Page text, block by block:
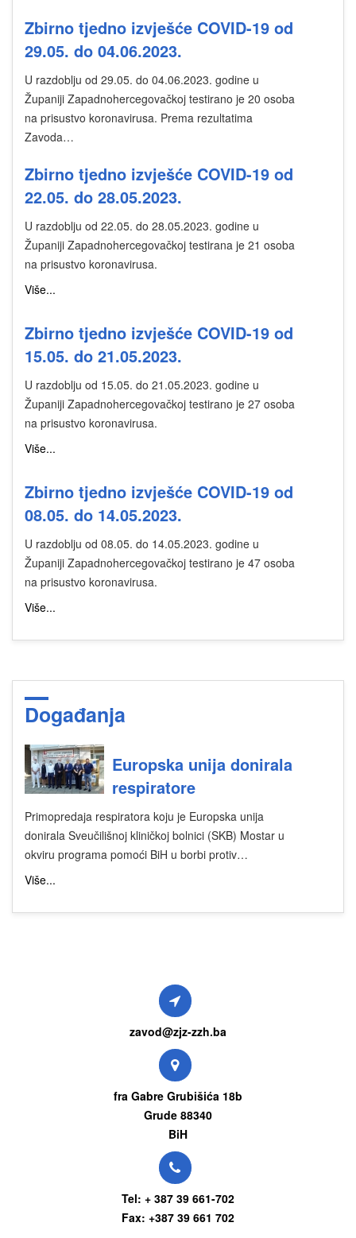
Zbirno tjedno izvješće COVID-19 od
29.05. do 04.06.2023.
U razdoblju od 29.05. do 04.06.2023. godine u
Županiji Zapadnohercegovačkoj testirano je 20 osoba
na prisustvo koronavirusa. Prema rezultatima
Zavoda…
Zbirno tjedno izvješće COVID-19 od
22.05. do 28.05.2023.
U razdoblju od 22.05. do 28.05.2023. godine u
Županiji Zapadnohercegovačkoj testirana je 21 osoba
na prisustvo koronavirusa.
Više...
Zbirno tjedno izvješće COVID-19 od
15.05. do 21.05.2023.
U razdoblju od 15.05. do 21.05.2023. godine u
Županiji Zapadnohercegovačkoj testirano je 27 osoba
na prisustvo koronavirusa.
Više...
Zbirno tjedno izvješće COVID-19 od
08.05. do 14.05.2023.
U razdoblju od 08.05. do 14.05.2023. godine u
Županiji Zapadnohercegovačkoj testirano je 47 osoba
na prisustvo koronavirusa.
Više...
Događanja
Europska unija donirala
respiratore
Primopredaja respiratora koju je Europska unija
donirala Sveučilišnoj kliničkoj bolnici (SKB) Mostar u
okviru programa pomoći BiH u borbi protiv…
Više...
zavod@zjz-zzh.ba
fra Gabre Grubišića 18b
Grude 88340
BiH
Tel: + 387 39 661-702
Fax: +387 39 661 702